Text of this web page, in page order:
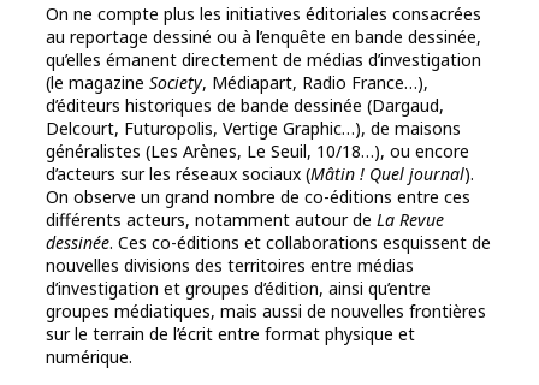
On ne compte plus les initiatives éditoriales consacrées
au reportage dessiné ou à l’enquête en bande dessinée,
qu’elles émanent directement de médias d’investigation
(le magazine Society, Médiapart, Radio France…),
d’éditeurs historiques de bande dessinée (Dargaud,
Delcourt, Futuropolis, Vertige Graphic…), de maisons
généralistes (Les Arènes, Le Seuil, 10/18…), ou encore
d’acteurs sur les réseaux sociaux (Mâtin ! Quel journal).
On observe un grand nombre de co-éditions entre ces
différents acteurs, notamment autour de La Revue
dessinée. Ces co-éditions et collaborations esquissent de
nouvelles divisions des territoires entre médias
d’investigation et groupes d’édition, ainsi qu’entre
groupes médiatiques, mais aussi de nouvelles frontières
sur le terrain de l’écrit entre format physique et
numérique.